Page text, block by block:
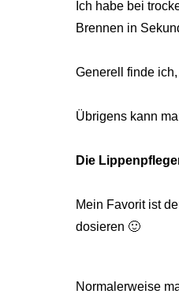
Ich habe bei
Brennen in
Generell finde
Übrigens kann
Die
Mein Favorit ist
dosieren 🙂
Normalerweise